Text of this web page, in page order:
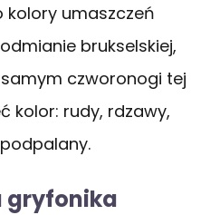
kolory umaszczeń
brukselskiej,
czworonogi tej
kolor: rudy, rdzawy,
gryfonika